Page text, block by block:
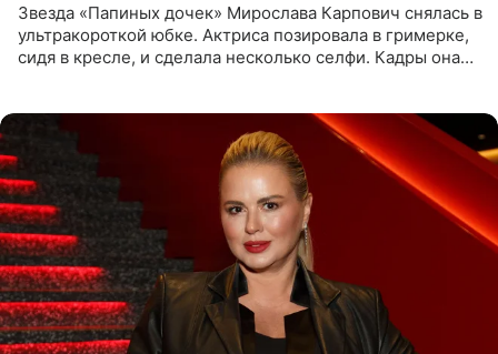
Звезда «Папиных дочек» Мирослава Карпович снялась в
ультракороткой юбке. Актриса позировала в гримерке,
сидя в кресле, и сделала несколько селфи. Кадры она